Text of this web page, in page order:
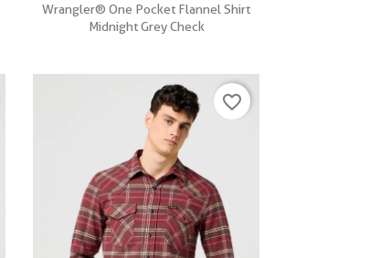
Wrangler® One Pocket Flannel Shirt
Midnight Grey Check
favorite_border